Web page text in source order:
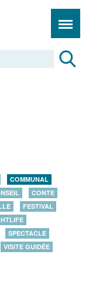
COMMUNAL
CONTE
FESTIVAL
SPECTACLE
VISITE GUIDÉE